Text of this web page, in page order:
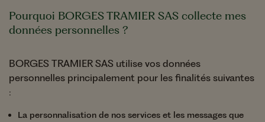
Pourquoi BORGES TRAMIER SAS collecte mes
données personnelles ?
BORGES TRAMIER SAS utilise vos données
personnelles principalement pour les finalités suivantes
:
La personnalisation de nos services et les messages que